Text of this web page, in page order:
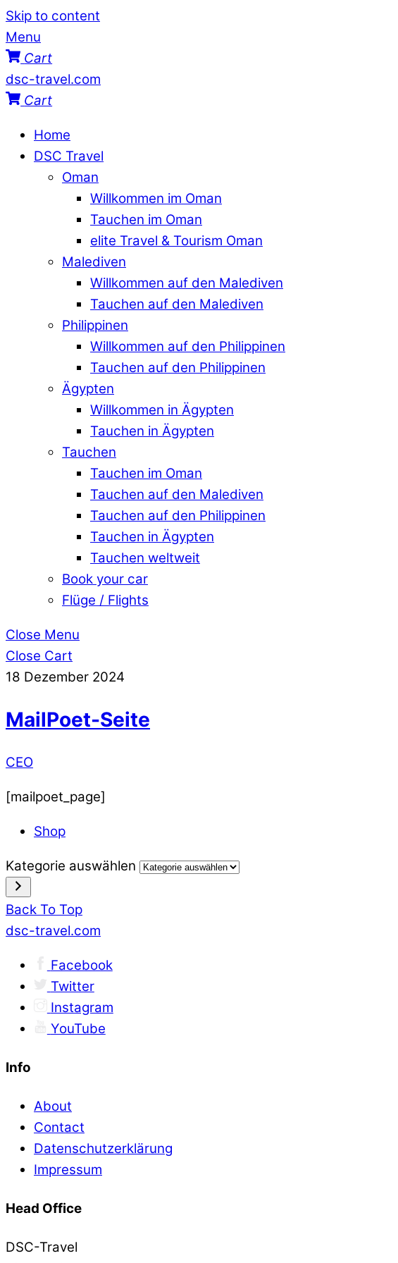
Skip to content
Menu
Cart
dsc-travel.com
Cart
Home
DSC Travel
Oman
Willkommen im Oman
Tauchen im Oman
elite Travel & Tourism Oman
Malediven
Willkommen auf den Malediven
Tauchen auf den Malediven
Philippinen
Willkommen auf den Philippinen
Tauchen auf den Philippinen
Ägypten
Willkommen in Ägypten
Tauchen in Ägypten
Tauchen
Tauchen im Oman
Tauchen auf den Malediven
Tauchen auf den Philippinen
Tauchen in Ägypten
Tauchen weltweit
Book your car
Flüge / Flights
Close Menu
Close Cart
18 Dezember 2024
MailPoet-Seite
CEO
[mailpoet_page]
Shop
Kategorie auswählen
Back To Top
dsc-travel.com
Facebook
Twitter
Instagram
YouTube
Info
About
Contact
Datenschutzerklärung
Impressum
Head Office
DSC-Travel